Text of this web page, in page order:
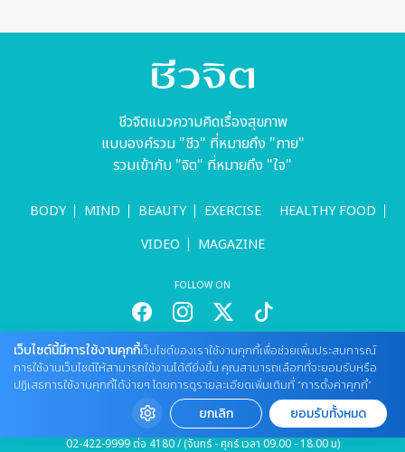
ชีวจิตแนวความคิดเรื่องสุขภาพ
แบบองค์รวม "ชีว" ที่หมายถึง "กาย"
รวมเข้ากับ "จิต" ที่หมายถึง "ใจ"
BODY MIND BEAUTY EXERCISE
HEALTHY FOOD
VIDEO
MAGAZINE
FOLLOW ON
สนใจลงโฆษณากับเว็บไซต์
Tel : 085 661 4629 / (จันทร์ - ศุกร์ เวลา 09.00 - 18.00 น)
cheewajitmedia@gmail.com
ติดต่อแจ้งปัญหาหรือร้องเรียน
02-422-9999 ต่อ 4180 / (จันทร์ - ศุกร์ เวลา 09.00 - 18.00 น)
เว็บไซต์นี้มีการใช้งานคุกกี้เว็บไซต์ของเราใช้งานคุกกี้เพื่อช่วยเพิ่มประสบการณ์
การใช้งานเว็บไซต์ให้สามารถใช้งานได้ดียิ่งขึ้น คุณสามารถเลือกที่จะยอมรับหรือ
ปฏิเสธการใช้งานคุกกี้ได้ง่ายๆ โดยการดูรายละเอียดเพิ่มเติมที่ “การตั้งค่าคุกกี้”
ยกเลิก ยอมรับทั้งหมด